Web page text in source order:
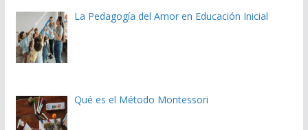
La Pedagogía del Amor en Educación Inicial
Qué es el Método Montessori